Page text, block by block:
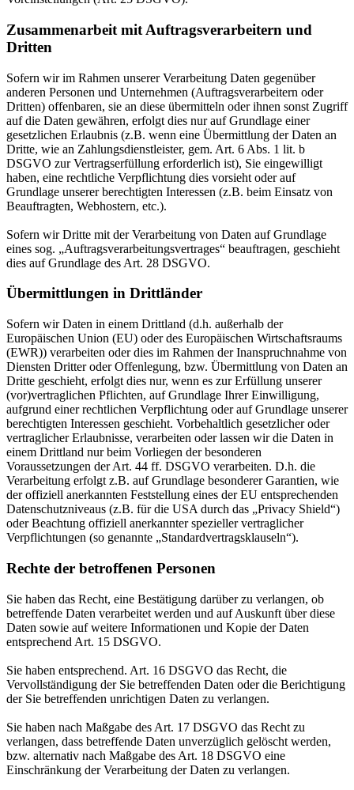
Zusammenarbeit mit Auftragsverarbeitern und
Dritten
Sofern wir im Rahmen unserer Verarbeitung Daten gegenüber
anderen Personen und Unternehmen (Auftragsverarbeitern oder
Dritten) offenbaren, sie an diese übermitteln oder ihnen sonst Zugriff
auf die Daten gewähren, erfolgt dies nur auf Grundlage einer
gesetzlichen Erlaubnis (z.B. wenn eine Übermittlung der Daten an
Dritte, wie an Zahlungsdienstleister, gem. Art. 6 Abs. 1 lit. b
DSGVO zur Vertragserfüllung erforderlich ist), Sie eingewilligt
haben, eine rechtliche Verpflichtung dies vorsieht oder auf
Grundlage unserer berechtigten Interessen (z.B. beim Einsatz von
Beauftragten, Webhostern, etc.).
Sofern wir Dritte mit der Verarbeitung von Daten auf Grundlage
eines sog. „Auftragsverarbeitungsvertrages“ beauftragen, geschieht
dies auf Grundlage des Art. 28 DSGVO.
Übermittlungen in Drittländer
Sofern wir Daten in einem Drittland (d.h. außerhalb der
Europäischen Union (EU) oder des Europäischen Wirtschaftsraums
(EWR)) verarbeiten oder dies im Rahmen der Inanspruchnahme von
Diensten Dritter oder Offenlegung, bzw. Übermittlung von Daten an
Dritte geschieht, erfolgt dies nur, wenn es zur Erfüllung unserer
(vor)vertraglichen Pflichten, auf Grundlage Ihrer Einwilligung,
aufgrund einer rechtlichen Verpflichtung oder auf Grundlage unserer
berechtigten Interessen geschieht. Vorbehaltlich gesetzlicher oder
vertraglicher Erlaubnisse, verarbeiten oder lassen wir die Daten in
einem Drittland nur beim Vorliegen der besonderen
Voraussetzungen der Art. 44 ff. DSGVO verarbeiten. D.h. die
Verarbeitung erfolgt z.B. auf Grundlage besonderer Garantien, wie
der offiziell anerkannten Feststellung eines der EU entsprechenden
Datenschutzniveaus (z.B. für die USA durch das „Privacy Shield“)
oder Beachtung offiziell anerkannter spezieller vertraglicher
Verpflichtungen (so genannte „Standardvertragsklauseln“).
Rechte der betroffenen Personen
Sie haben das Recht, eine Bestätigung darüber zu verlangen, ob
betreffende Daten verarbeitet werden und auf Auskunft über diese
Daten sowie auf weitere Informationen und Kopie der Daten
entsprechend Art. 15 DSGVO.
Sie haben entsprechend. Art. 16 DSGVO das Recht, die
Vervollständigung der Sie betreffenden Daten oder die Berichtigung
der Sie betreffenden unrichtigen Daten zu verlangen.
Sie haben nach Maßgabe des Art. 17 DSGVO das Recht zu
verlangen, dass betreffende Daten unverzüglich gelöscht werden,
bzw. alternativ nach Maßgabe des Art. 18 DSGVO eine
Einschränkung der Verarbeitung der Daten zu verlangen.